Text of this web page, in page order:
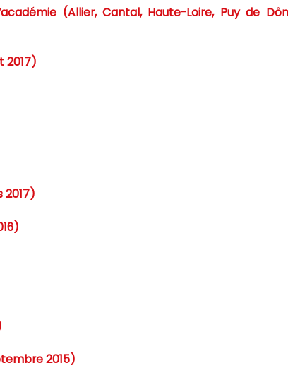
(Allier, Cantal, Haute-Loire, Puy de
2017)
2015)